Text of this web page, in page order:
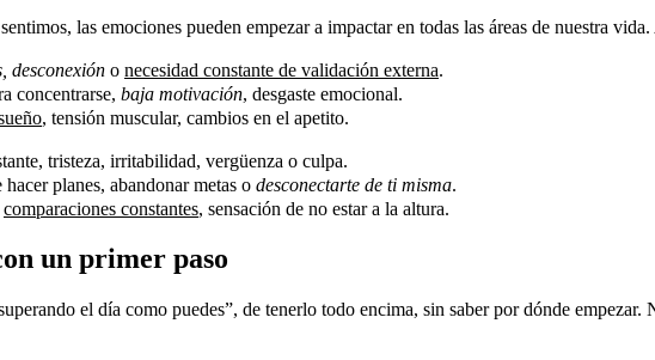
las emociones pueden empezar a impactar en todas las áreas de nuestra
desconexión o necesidad constante de validación externa.
concentrarse, baja motivación, desgaste emocional.
, tensión muscular, cambios en el apetito.
tristeza, irritabilidad, vergüenza o culpa.
hacer planes, abandonar metas o desconectarte de ti misma.
comparaciones constantes, sensación de no estar a la altura.
un primer paso
el día como puedes”, de tenerlo todo encima, sin saber por dónde